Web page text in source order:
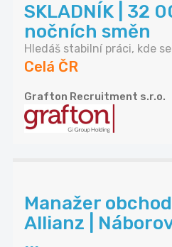
SKLADNÍK | 32
nočních směn
Hledáš stabilní práci, kde
Celá ČR
Grafton Recruitment s.r.o.
Manažer
Allianz |